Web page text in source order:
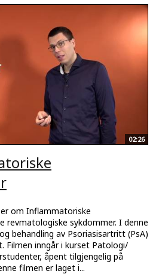
02:26
om Inflammatoriske
revmatologiske sykdommer. I denne
behandling av Psoriasisartritt (PsA)
Filmen inngår i kurset Patologi/
åpent tilgjengelig på
filmen er laget i...